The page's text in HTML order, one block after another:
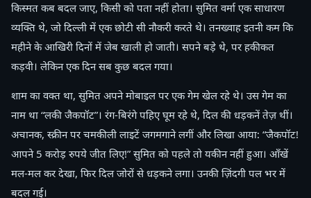
किस्मत कब बदल जाए, किसी को पता नहीं होता। सुमित वर्मा एक साधारण
व्यक्ति थे, जो दिल्ली में एक छोटी सी नौकरी करते थे। तनख्वाह इतनी कम कि
महीने के आखिरी दिनों में जेब खाली हो जाती। सपने बड़े थे, पर हकीकत
कड़वी। लेकिन एक दिन सब कुछ बदल गया।
शाम का वक्त था, सुमित अपने मोबाइल पर एक गेम खेल रहे थे। उस गेम का
नाम था “लकी जैकपॉट”। रंग-बिरंगे पहिए घूम रहे थे, दिल की धड़कनें तेज़ थीं।
अचानक, स्क्रीन पर चमकीली लाइटें जगमगाने लगीं और लिखा आया: “जैकपॉट!
आपने 5 करोड़ रुपये जीत लिए!” सुमित को पहले तो यकीन नहीं हुआ। आँखें
मल-मल कर देखा, फिर दिल जोरों से धड़कने लगा। उनकी ज़िंदगी पल भर में
बदल गई।